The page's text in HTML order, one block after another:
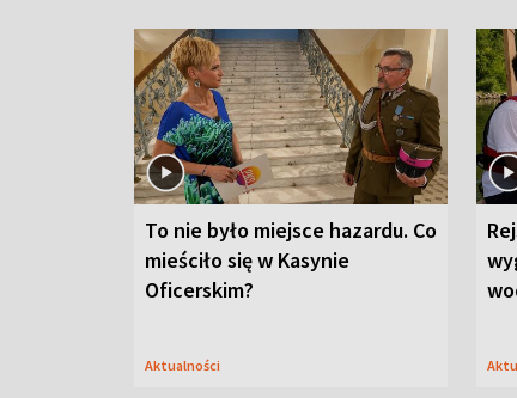
To nie było miejsce hazardu. Co
mieściło się w Kasynie
Oficerskim?
Aktualności